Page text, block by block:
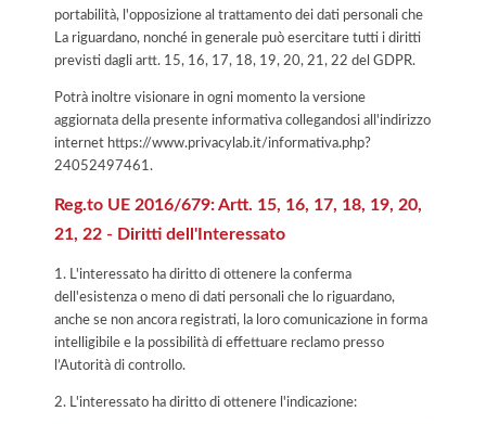
portabilità, l'opposizione al trattamento dei dati personali che
La riguardano, nonché in generale può esercitare tutti i diritti
previsti dagli artt. 15, 16, 17, 18, 19, 20, 21, 22 del GDPR.
Potrà inoltre visionare in ogni momento la versione
aggiornata della presente informativa collegandosi all'indirizzo
internet https://www.privacylab.it/informativa.php?
24052497461 .
Reg.to UE 2016/679: Artt. 15, 16, 17, 18, 19, 20,
21, 22 - Diritti dell'Interessato
1. L'interessato ha diritto di ottenere la conferma
dell'esistenza o meno di dati personali che lo riguardano,
anche se non ancora registrati, la loro comunicazione in forma
intelligibile e la possibilità di effettuare reclamo presso
l’Autorità di controllo.
2. L'interessato ha diritto di ottenere l'indicazione: